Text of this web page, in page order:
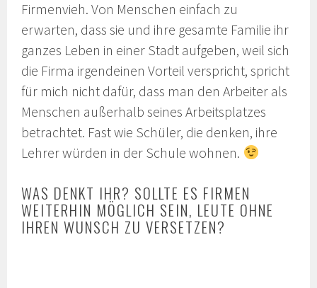
Firmenvieh. Von Menschen einfach zu
erwarten, dass sie und ihre gesamte Familie ihr
ganzes Leben in einer Stadt aufgeben, weil sich
die Firma irgendeinen Vorteil verspricht, spricht
für mich nicht dafür, dass man den Arbeiter als
Menschen außerhalb seines Arbeitsplatzes
betrachtet. Fast wie Schüler, die denken, ihre
Lehrer würden in der Schule wohnen.
WAS DENKT IHR? SOLLTE ES FIRMEN
WEITERHIN MÖGLICH SEIN, LEUTE OHNE
IHREN WUNSCH ZU VERSETZEN?